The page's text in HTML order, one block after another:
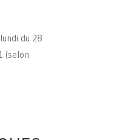
du 28
(selon